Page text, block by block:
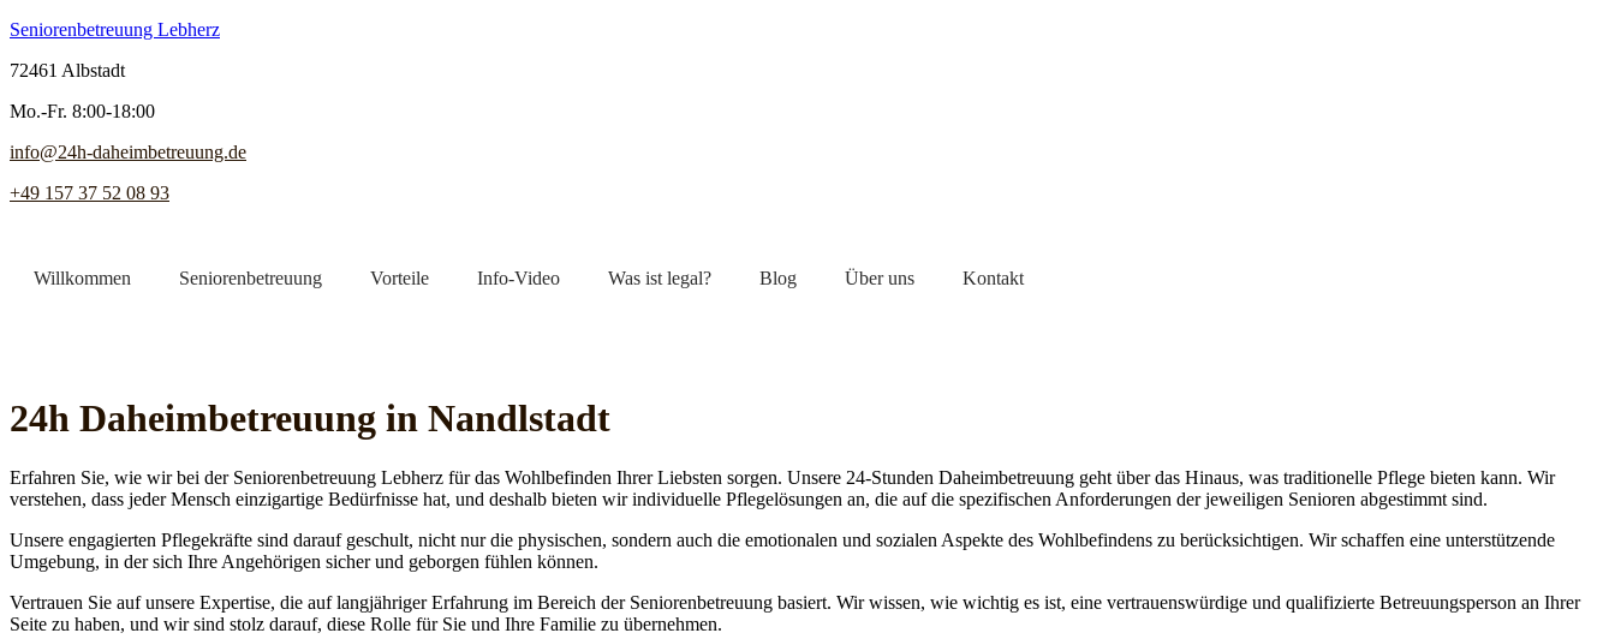
Seniorenbetreuung Lebherz
72461 Albstadt
Mo.-Fr. 8:00-18:00
info@24h-daheimbetreuung.de
+49 157 37 52 08 93
Willkommen Seniorenbetreuung Vorteile Info-Video Was ist legal? Blog Über uns Kontakt
24h Daheim­betreuung in Nandlstadt
Erfahren Sie, wie wir bei der Seniorenbetreuung Lebherz für das Wohlbefinden Ihrer Liebsten sorgen. Unsere 24-Stunden Daheimbetreuung geht über das Hinaus, was traditionelle Pflege bieten kann. Wir
verstehen, dass jeder Mensch einzigartige Bedürfnisse hat, und deshalb bieten wir individuelle Pflegelösungen an, die auf die spezifischen Anforderungen der jeweiligen Senioren abgestimmt sind.
Unsere engagierten Pflegekräfte sind darauf geschult, nicht nur die physischen, sondern auch die emotionalen und sozialen Aspekte des Wohlbefindens zu berücksichtigen. Wir schaffen eine unterstützende
Umgebung, in der sich Ihre Angehörigen sicher und geborgen fühlen können.
Vertrauen Sie auf unsere Expertise, die auf langjähriger Erfahrung im Bereich der Seniorenbetreuung basiert. Wir wissen, wie wichtig es ist, eine vertrauenswürdige und qualifizierte Betreuungsperson an Ihrer
Seite zu haben, und wir sind stolz darauf, diese Rolle für Sie und Ihre Familie zu übernehmen.